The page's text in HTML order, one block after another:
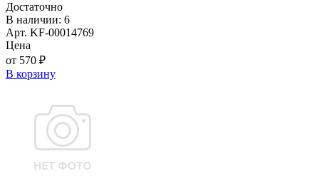
Достаточно
В наличии: 6
Арт. KF-00014769
Цена
от 570 ₽
В корзину